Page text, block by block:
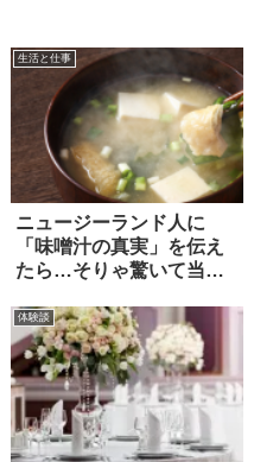
生活と仕事
ニュージーランド人に
「味噌汁の真実」を伝え
たら…そりゃ驚いて当然
体験談